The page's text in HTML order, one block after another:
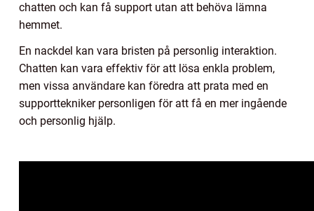
chatten och kan få support utan att behöva lämna
hemmet.
En nackdel kan vara bristen på personlig interaktion.
Chatten kan vara effektiv för att lösa enkla problem,
men vissa användare kan föredra att prata med en
supporttekniker personligen för att få en mer ingående
och personlig hjälp.